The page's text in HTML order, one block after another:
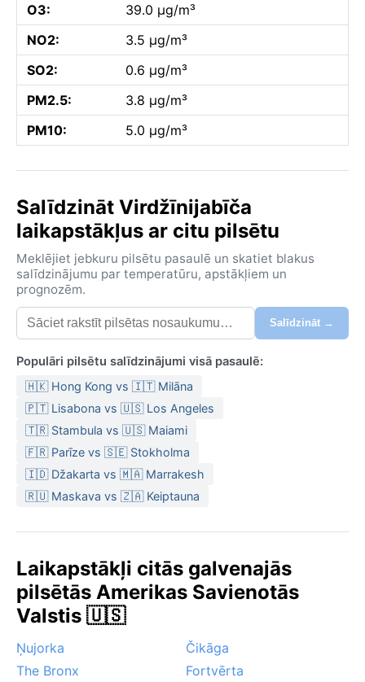
O3:
39.0 µg/m³
NO2:
3.5 µg/m³
SO2:
0.6 µg/m³
PM2.5:
3.8 µg/m³
PM10:
5.0 µg/m³
Salīdzināt Virdžīnijabīča
laikapstākļus ar citu pilsētu
Meklējiet jebkuru pilsētu pasaulē un skatiet blakus
salīdzinājumu par temperatūru, apstākļiem un
prognozēm.
Salīdzināt →
Populāri pilsētu salīdzinājumi visā pasaulē:
🇭🇰 Hong Kong vs 🇮🇹 Milāna
🇵🇹 Lisabona vs 🇺🇸 Los Angeles
🇹🇷 Stambula vs 🇺🇸 Maiami
🇫🇷 Parīze vs 🇸🇪 Stokholma
🇮🇩 Džakarta vs 🇲🇦 Marrakesh
🇷🇺 Maskava vs 🇿🇦 Keiptauna
Laikapstākļi citās galvenajās
pilsētās Amerikas Savienotās
Valstis 🇺🇸
Ņujorka
Čikāga
The Bronx
Fortvērta